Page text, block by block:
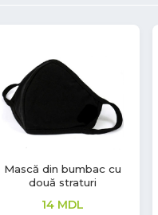
Mănuși Synmax V
70MDL